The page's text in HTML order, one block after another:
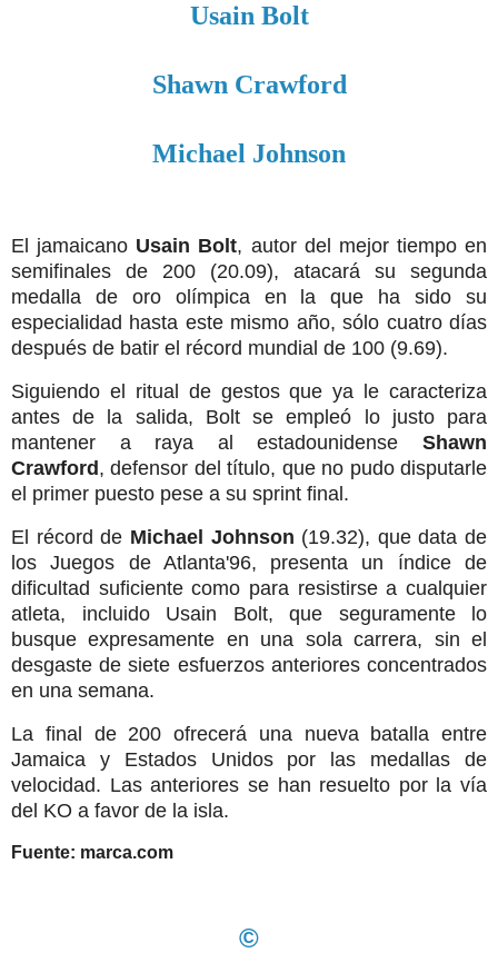
Usain Bolt
Shawn Crawford
Michael Johnson
El jamaicano Usain Bolt, autor del mejor tiempo en
semifinales de 200 (20.09), atacará su segunda
medalla de oro olímpica en la que ha sido su
especialidad hasta este mismo año, sólo cuatro días
después de batir el récord mundial de 100 (9.69).
Siguiendo el ritual de gestos que ya le caracteriza
antes de la salida, Bolt se empleó lo justo para
mantener a raya al estadounidense Shawn
Crawford , defensor del título, que no pudo disputarle
el primer puesto pese a su sprint final.
El récord de Michael Johnson (19.32), que data de
los Juegos de Atlanta'96, presenta un índice de
dificultad suficiente como para resistirse a cualquier
atleta, incluido Usain Bolt, que seguramente lo
busque expresamente en una sola carrera, sin el
desgaste de siete esfuerzos anteriores concentrados
en una semana.
La final de 200 ofrecerá una nueva batalla entre
Jamaica y Estados Unidos por las medallas de
velocidad. Las anteriores se han resuelto por la vía
del KO a favor de la isla.
Fuente: marca.com
©